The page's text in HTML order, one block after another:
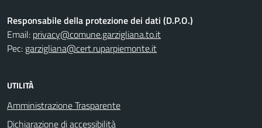
Responsabile della protezione dei dati (D.P.O.)
Email: privacy@comune.garzigliana.to.it
Pec: garzigliana@cert.ruparpiemonte.it
UTILITÀ
Amministrazione Trasparente
Dichiarazione di accessibilità